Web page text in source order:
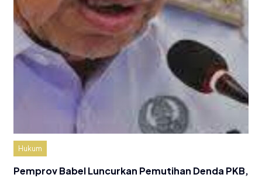
Hukum
Pemprov Babel Luncurkan Pemutihan Denda PKB,